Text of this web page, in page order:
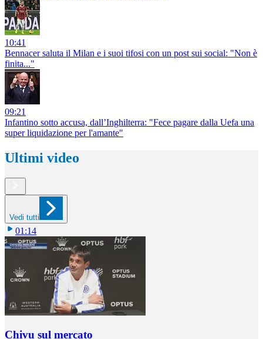
10:41
Bennacer saluta il Milan e i suoi tifosi con un post sui social: "Non è
finita..."
09:21
Infantino sotto accusa, dall’Inghilterra: "Fece pagare dalla Uefa una
super liquidazione per l'amante"
Ultimi video
Vedi tutti
01:14
Chivu sul mercato